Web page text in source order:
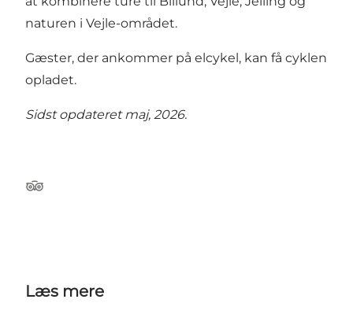
naturen i Vejle-området.
Gæster, der ankommer på elcykel, kan få cyklen
opladet.
Sidst opdateret maj, 2026.
Tripadvisor
Læs mere